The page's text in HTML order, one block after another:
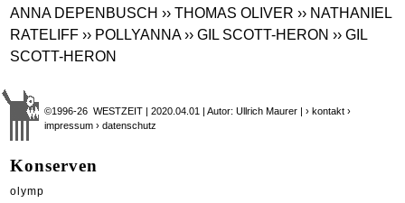
ANNA DEPENBUSCH ›› THOMAS OLIVER ›› NATHANIEL
RATELIFF ›› POLLYANNA ›› GIL SCOTT-HERON ›› GIL
SCOTT-HERON
©1996-26 WESTZEIT | 2020.04.01 | Autor: Ullrich Maurer |› kontakt ›
impressum › datenschutz
Konserven
olymp